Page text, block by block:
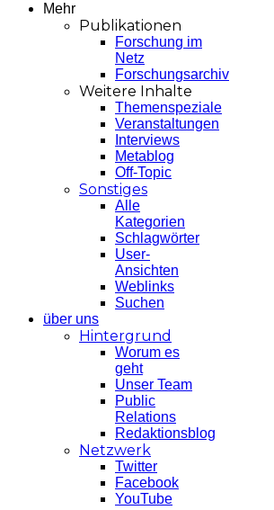
Mehr
Publikationen
Forschung im
Netz
Forschungsarchiv
Weitere Inhalte
Themenspeziale
Veranstaltungen
Interviews
Metablog
Off-Topic
Sonstiges
Alle
Kategorien
Schlagwörter
User-
Ansichten
Weblinks
Suchen
über uns
Hintergrund
Worum es
geht
Unser Team
Public
Relations
Redaktionsblog
Netzwerk
Twitter
Facebook
YouTube